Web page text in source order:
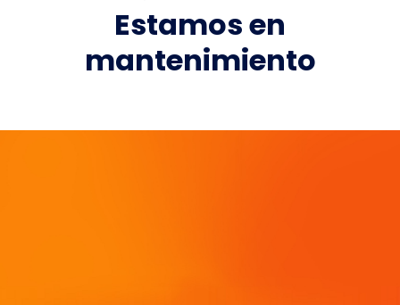
Estamos en
mantenimiento